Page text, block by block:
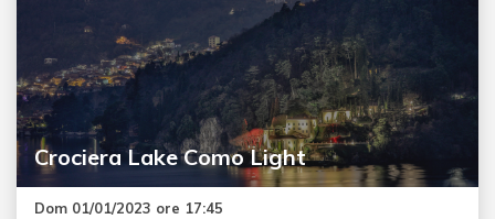
Crociera Lake Como Light
Dom 01/01/2023 ore 17:45